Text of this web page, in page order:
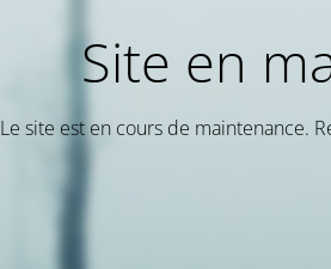
Site en
Le site est en cours de maintenance.